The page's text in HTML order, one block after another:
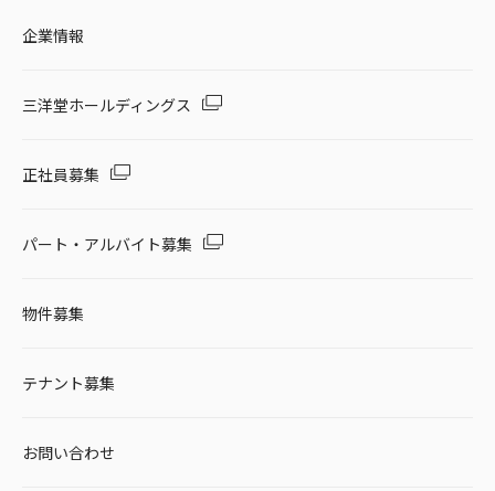
企業情報
三洋堂ホールディングス
正社員募集
パート・アルバイト募集
物件募集
テナント募集
お問い合わせ